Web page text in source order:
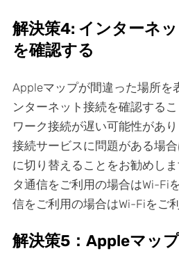
解決策4: インターネ
を確認する
Appleマップが間違った場所を
ンターネット接続を確認する
ワーク接続が遅い可能性があ
接続サービスに問題がある場
に切り替えることをお勧めし
タ通信をご利用の場合はWi-Fi
信をご利用の場合はWi-Fiをご
解決策5：Appleマッ